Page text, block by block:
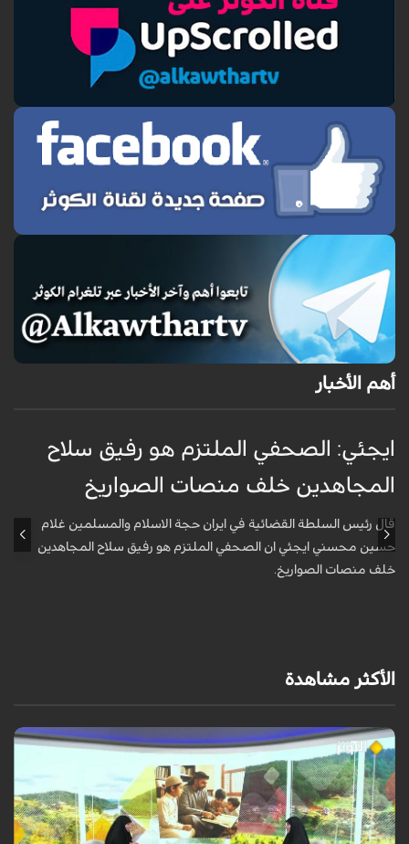
أهم الأخبار
ايجئي: الصحفي الملتزم هو رفيق سلاح
المجاهدين خلف منصات الصواريخ
قال رئيس السلطة القضائية في ايران حجة الاسلام والمسلمين غلام
حسين محسني ايجئي ان الصحفي الملتزم هو رفيق سلاح المجاهدين
خلف منصات الصواريخ.
الأكثر مشاهدة